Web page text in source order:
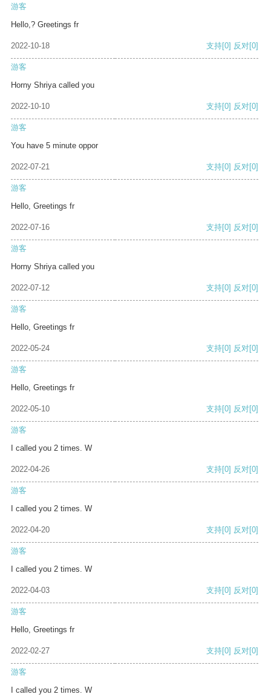
游客
Hello,? Greetings fr
2022-10-18 支持[0] 反对[0]
游客
Horny Shriya called you
2022-10-10 支持[0] 反对[0]
游客
You have 5 minute oppor
2022-07-21 支持[0] 反对[0]
游客
Hello, Greetings fr
2022-07-16 支持[0] 反对[0]
游客
Horny Shriya called you
2022-07-12 支持[0] 反对[0]
游客
Hello, Greetings fr
2022-05-24 支持[0] 反对[0]
游客
Hello, Greetings fr
2022-05-10 支持[0] 反对[0]
游客
I called you 2 times. W
2022-04-26 支持[0] 反对[0]
游客
I called you 2 times. W
2022-04-20 支持[0] 反对[0]
游客
I called you 2 times. W
2022-04-03 支持[0] 反对[0]
游客
Hello, Greetings fr
2022-02-27 支持[0] 反对[0]
游客
I called you 2 times. W